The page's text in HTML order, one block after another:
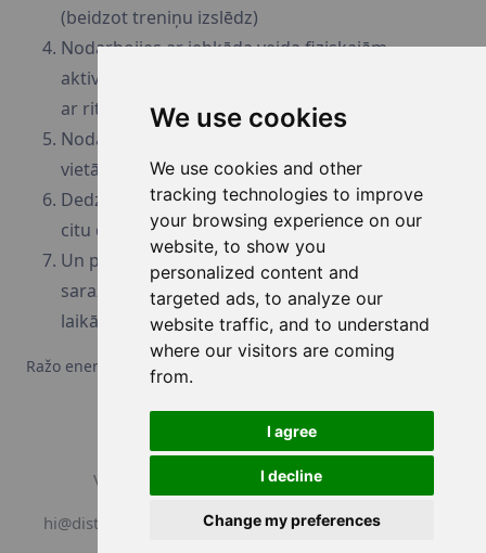
We use cookies
We use cookies and other
tracking technologies to improve
your browsing experience on our
website, to show you
personalized content and
targeted ads, to analyze our
website traffic, and to understand
where our visitors are coming
from.
I agree
I decline
Change my preferences
(beidzot treniņu izslēdz)
Nodarbojies ar jebkāda veida fiziskajām
aktivitātēm - skrien, vingro, ej pastaigās, brauc
ar riteni - aktivitāte ir Tavā izvēlē
Nodarbojies ar fiziskajām aktivitātēm - jebkurā
vietā, jebkurā laikā, kad Tev ir visērtāk!
Dedzini kalorijas un seko līdzi savam rangam
citu dalībnieku vidū
Un pārbaudi, cik daudz enerģijas Tu vari
saražot ar sadedzinātām kalorijām mēneša
laikā!
Ražo enerģiju, dedzinot kalorijas - Tu to vari!
Visas tiesības aizsargātas. DistantRace
hi@distantrace.com
+371 25425987